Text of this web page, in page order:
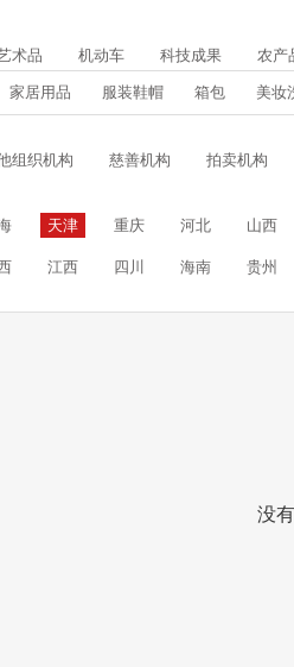
术品 机动车 科技成果 农产
家居用品 服装鞋帽 箱包 美妆
组织机构 慈善机构 拍卖机构
天津 重庆 河北 山西
江西 四川 海南 贵州
没